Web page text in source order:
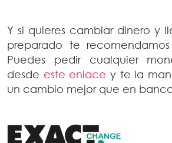
Y si quieres cambiar dinero y
preparado te recomendamos
Puedes pedir cualquier
desde este enlace y te la
un cambio mejor que en